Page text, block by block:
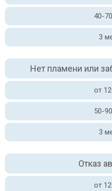
40-
3
Нет пламени или
от
50-
3
Отказ
от